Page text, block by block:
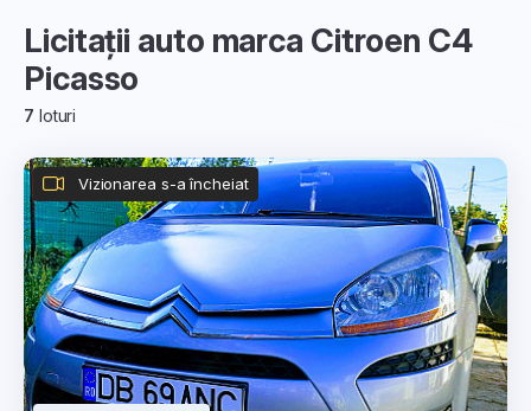
Licitații auto marca Citroen C4
Picasso
7 loturi
Vizionarea s-a încheiat